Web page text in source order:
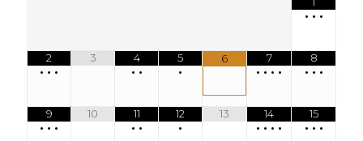
• • •
2
• • •
3
4
• •
5
•
6
7
• • • •
8
• • •
9
• • •
10
11
• •
12
•
13
14
• • • •
15
• • •